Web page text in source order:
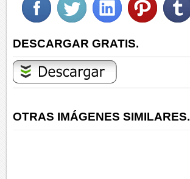
DESCARGAR GRATIS.
OTRAS IMÁGENES SIMILARES.